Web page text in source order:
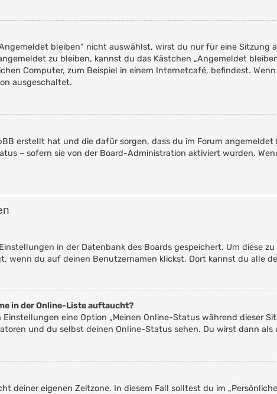
bleiben“ nicht auswählst, wirst du nur für eine Sitzung
zu bleiben, kannst du das Kästchen „Angemeldet
Computer, zum Beispiel in einem Internetcafé, befindest.
ausgeschaltet.
erstellt hat und die dafür sorgen, dass du im Forum
– sofern sie von der Board-Administration aktiviert wurden.
in der Datenbank des Boards gespeichert. Um diese
wenn du auf deinen Benutzernamen klickst. Dort kannst du alle
in der Online-Liste auftaucht?
eine Option „Meinen Online-Status während dieser
und du selbst deinen Online-Status sehen. Du wirst dann
deiner eigenen Zeitzone. In diesem Fall solltest du im